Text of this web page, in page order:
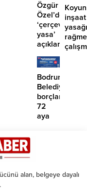
Özgür
Özel’den
‘çerçeve
yasa’
açıklaması:
‘İmza
atma
çabamız
yok’
inşaat
Bodrum
borçlara
72
aya
alan, belgeye dayalı